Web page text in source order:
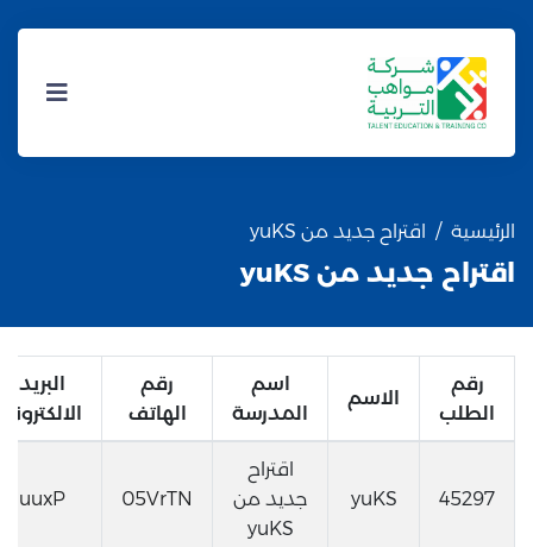
الرئيسية اقتراح جديد من yuKS
اقتراح جديد من yuKS
رقم
الطلب
الاسم
اسم
المدرسة
رقم
الهاتف
البريد
الالكتروني
45297
yuKS
اقتراح
جديد من
yuKS
05VrTN
uuxP